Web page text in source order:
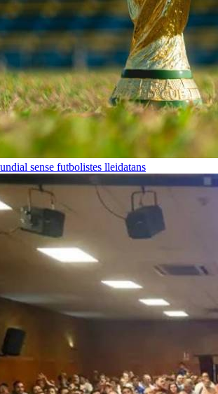
sense futbolistes lleidatans